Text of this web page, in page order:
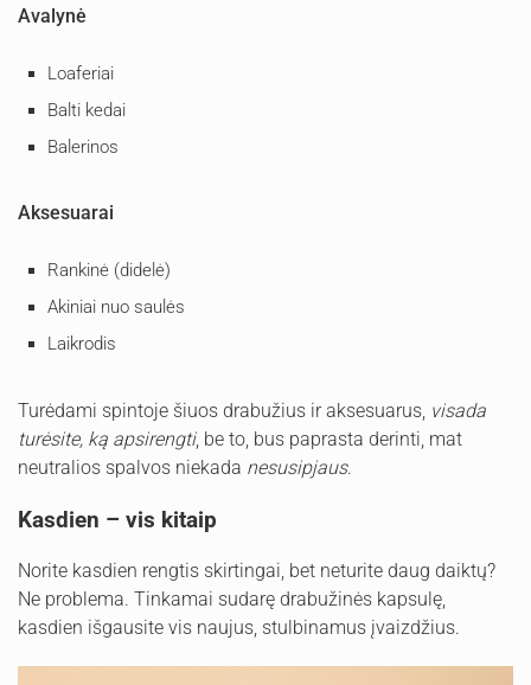
Avalynė
Loaferiai
Balti kedai
Balerinos
Aksesuarai
Rankinė (didelė)
Akiniai nuo saulės
Laikrodis
Turėdami spintoje šiuos drabužius ir aksesuarus, visada
turėsite, ką apsirengti, be to, bus paprasta derinti, mat
neutralios spalvos niekada nesusipjaus.
Kasdien – vis kitaip
Norite kasdien rengtis skirtingai, bet neturite daug daiktų?
Ne problema. Tinkamai sudarę drabužinės kapsulę,
kasdien išgausite vis naujus, stulbinamus įvaizdžius.